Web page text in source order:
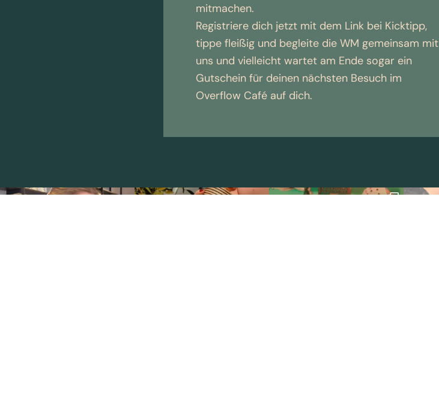
mitmachen.
Registriere dich jetzt mit dem Link bei Kicktipp,
tippe fleißig und begleite die WM gemeinsam mit
uns und vielleicht wartet am Ende sogar ein
Gutschein für deinen nächsten Besuch im
Overflow Café auf dich.